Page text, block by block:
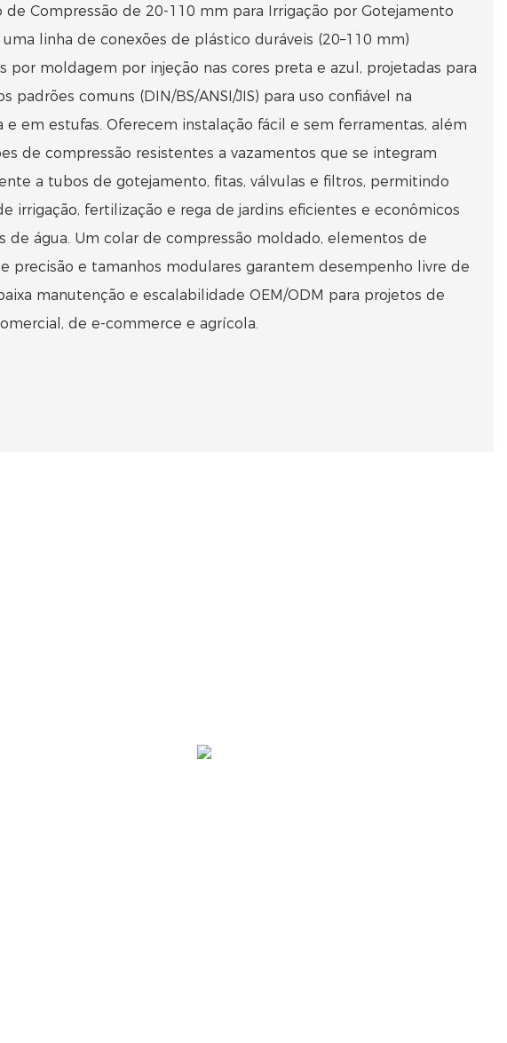
de Compressão de 20-110 mm para Irrigação por Gotejamento
linha de conexões de plástico duráveis ​​(20–110 mm)
por moldagem por injeção nas cores preta e azul, projetadas para
padrões comuns (DIN/BS/ANSI/JIS) para uso confiável na
e em estufas. Oferecem instalação fácil e sem ferramentas, além
de compressão resistentes a vazamentos que se integram
a tubos de gotejamento, fitas, válvulas e filtros, permitindo
irrigação, fertilização e rega de jardins eficientes e econômicos
de água. Um colar de compressão moldado, elementos de
precisão e tamanhos modulares garantem desempenho livre de
manutenção e escalabilidade OEM/ODM para projetos de
de e-commerce e agrícola.